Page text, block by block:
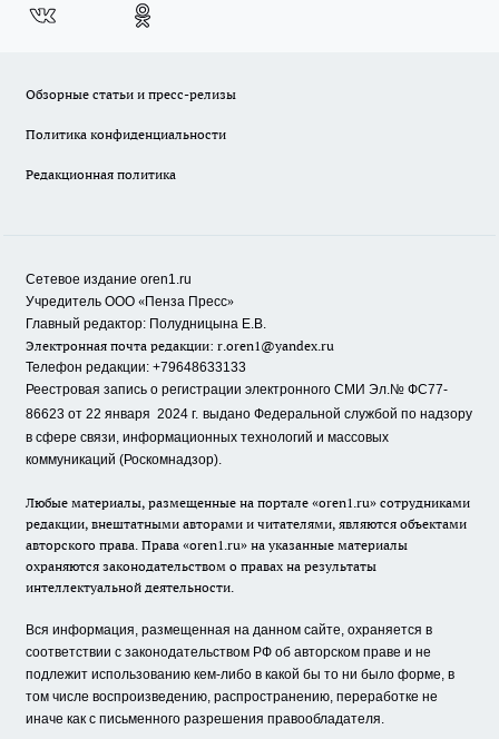
Обзорные статьи и пресс-релизы
Политика конфиденциальности
Редакционная политика
Сетевое издание oren1.ru
Учредитель ООО «Пенза Пресс»
Главный редактор: Полудницына Е.В.
Электронная почта редакции: r.oren1@yandex.ru
Телефон редакции: +79648633133
Реестровая запись о регистрации электронного СМИ Эл.№ ФС77-
86623 от 22 января 2024 г. выдано Федеральной службой по надзору
в сфере связи, информационных технологий и массовых
коммуникаций (Роскомнадзор).
Любые материалы, размещенные на портале «oren1.ru» сотрудниками
редакции, внештатными авторами и читателями, являются объектами
авторского права. Права «oren1.ru» на указанные материалы
охраняются законодательством о правах на результаты
интеллектуальной деятельности.
Вся информация, размещенная на данном сайте, охраняется в
соответствии с законодательством РФ об авторском праве и не
подлежит использованию кем-либо в какой бы то ни было форме, в
том числе воспроизведению, распространению, переработке не
иначе как с письменного разрешения правообладателя.